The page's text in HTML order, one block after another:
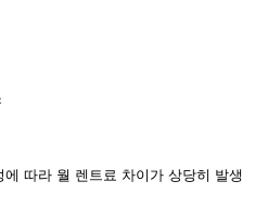
따라 월 렌트료 차이가 상당히 발생